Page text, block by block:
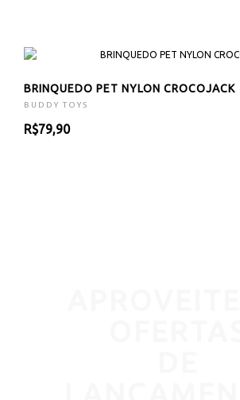
BRINQUEDO PET NYLON CROCOJACK
BUDDY TOYS
R$79,90